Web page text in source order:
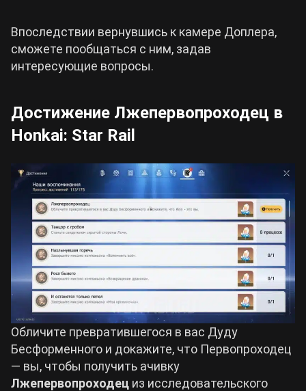
Впоследствии вернувшись к камере Доплера,
сможете пообщаться с ним, задав
интересующие вопросы.
Достижение Лжепервопроходец в
Honkai: Star Rail
Обличите превратившегося в вас Дуду
Бесформенного и докажите, что Первопроходец
— вы, чтобы получить ачивку
Лжепервопроходец из исследовательского